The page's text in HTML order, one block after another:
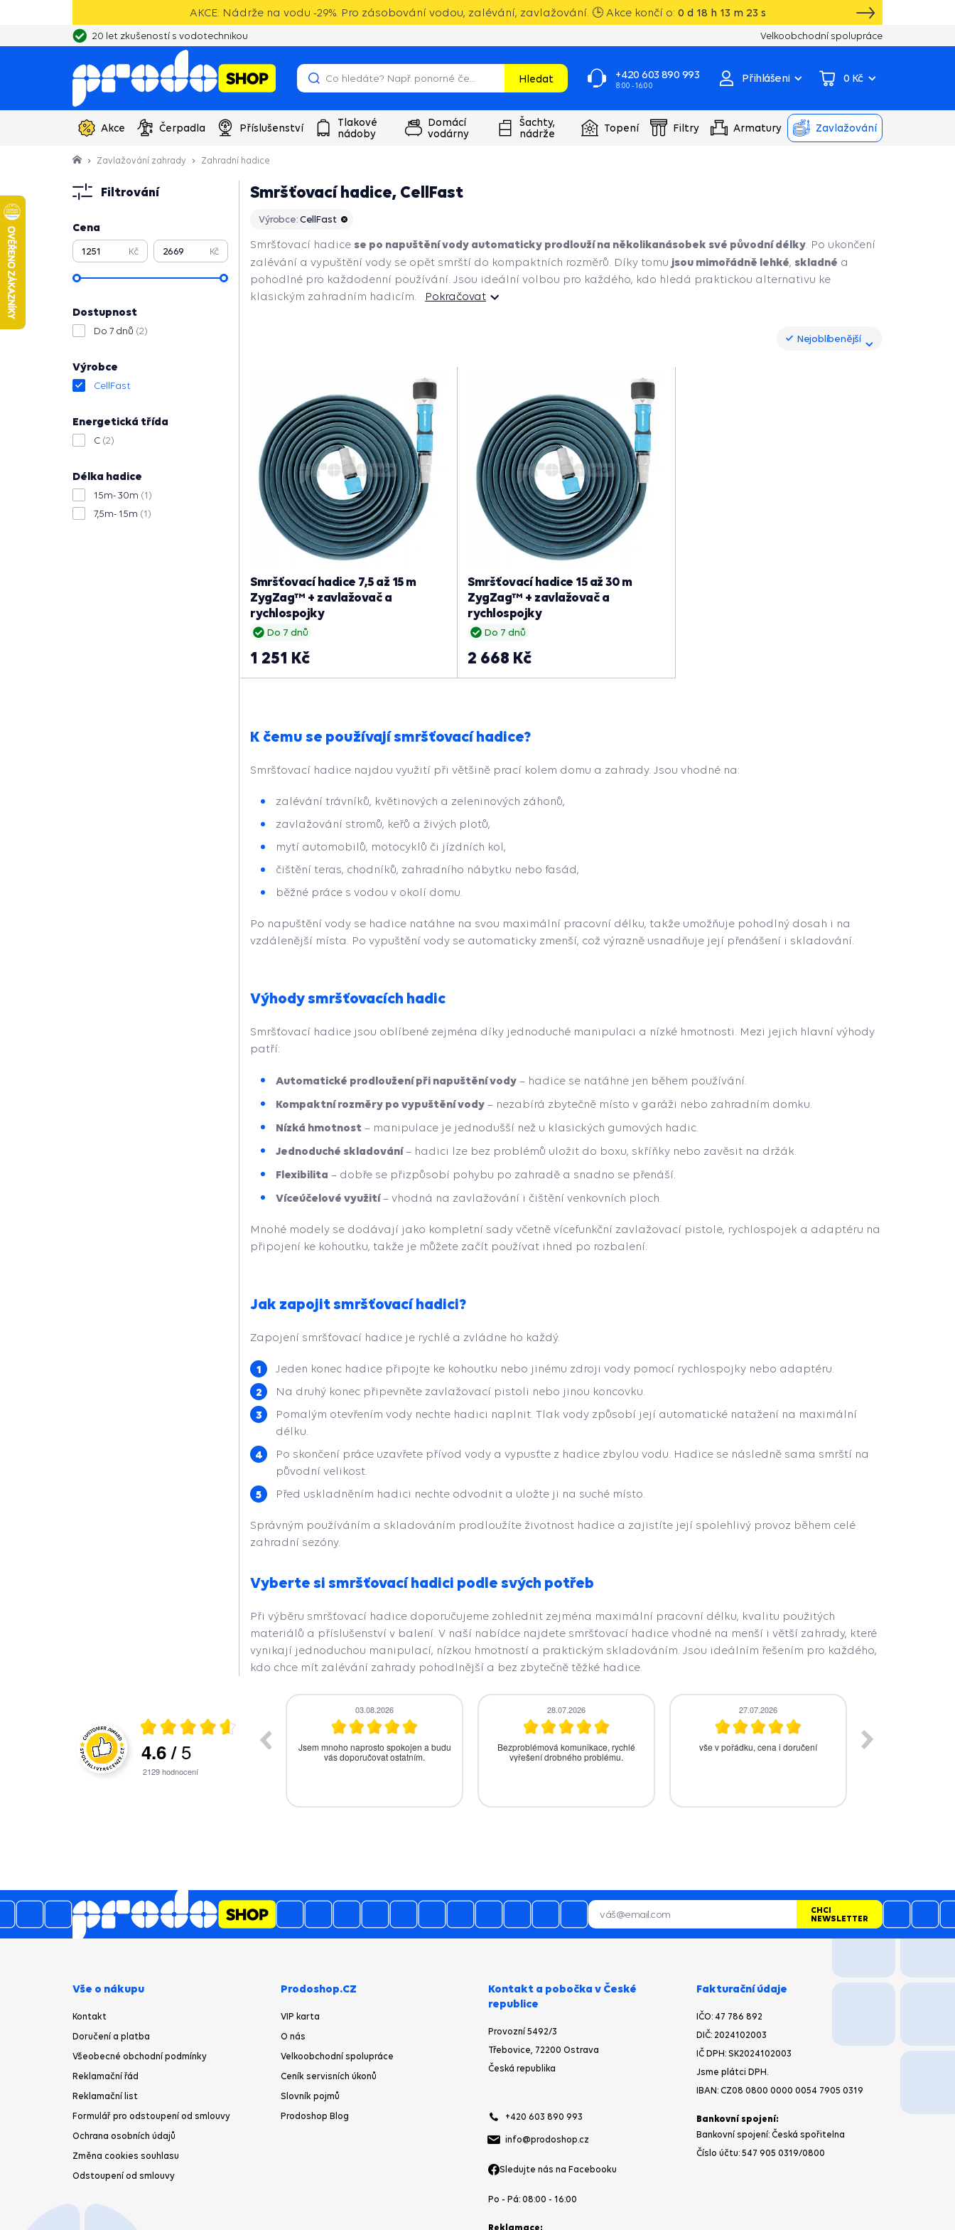
AKCE: Nádrže na vodu -29%. Pro zásobování vodou, zalévání, zavlažování. 🕒 Akce končí o: 0 d 18 h 13 m 22 s
20 let zkušeností s vodotechnikou
Vlastní sklad, výroba, servisní centrum čerpadel
VIP karta, extra záruka dárky k vybraným
Velkoobchodní spolupráce
Hledat +420 603 890 993
8:00 - 16:00
Přihlášení 0 Kč
Akce Čerpadla Příslušenství
Tlakové
nádoby
Domácí
vodárny
Šachty,
nádrže
Topení Filtry Armatury Zavlažování
Zavlažování zahrady Zahradní hadice
Filtrování
Cena
Kč Kč
Dostupnost
Do 7 dnů (2)
Výrobce
CellFast
Energetická třída
C (2)
Délka hadice
15m- 30m (1)
7,5m- 15m (1)
Smršťovací hadice, CellFast
Výrobce:CellFast
Smršťovací hadice se po napuštění vody automaticky prodlouží na několikanásobek své původní délky . Po ukončení
zalévání a vypuštění vody se opět smrští do kompaktních rozměrů. Díky tomu jsou mimořádně lehké, skladné a
pohodlné pro každodenní používání. Jsou ideální volbou pro každého, kdo hledá praktickou alternativu ke
klasickým zahradním hadicím.
Pokračovat
Nejoblíbenější
Do 7 dnů
Smršťovací hadice 7,5 až 15 m
ZygZag™ + zavlažovač a
rychlospojky
1 251 Kč
Do 7 dnů
Smršťovací hadice 15 až 30 m
ZygZag™ + zavlažovač a
rychlospojky
2 668 Kč
K čemu se používají smršťovací hadice?
Smršťovací hadice najdou využití při většině prací kolem domu a zahrady. Jsou vhodné na:
zalévání trávníků, květinových a zeleninových záhonů,
zavlažování stromů, keřů a živých plotů,
mytí automobilů, motocyklů či jízdních kol,
čištění teras, chodníků, zahradního nábytku nebo fasád,
běžné práce s vodou v okolí domu.
Po napuštění vody se hadice natáhne na svou maximální pracovní délku, takže umožňuje pohodlný dosah i na
vzdálenější místa. Po vypuštění vody se automaticky zmenší, což výrazně usnadňuje její přenášení i skladování.
Výhody smršťovacích hadic
Smršťovací hadice jsou oblíbené zejména díky jednoduché manipulaci a nízké hmotnosti. Mezi jejich hlavní výhody
patří:
Automatické prodloužení při napuštění vody – hadice se natáhne jen během používání.
Kompaktní rozměry po vypuštění vody – nezabírá zbytečně místo v garáži nebo zahradním domku.
Nízká hmotnost – manipulace je jednodušší než u klasických gumových hadic.
Jednoduché skladování– hadici lze bez problémů uložit do boxu, skříňky nebo zavěsit na držák.
Flexibilita – dobře se přizpůsobí pohybu po zahradě a snadno se přenáší.
Víceúčelové využití– vhodná na zavlažování i čištění venkovních ploch.
Mnohé modely se dodávají jako kompletní sady včetně vícefunkční zavlažovací pistole, rychlospojek a adaptéru na
připojení ke kohoutku, takže je můžete začít používat ihned po rozbalení.
Jak zapojit smršťovací hadici?
Zapojení smršťovací hadice je rychlé a zvládne ho každý.
Jeden konec hadice připojte ke kohoutku nebo jinému zdroji vody pomocí rychlospojky nebo adaptéru.
Na druhý konec připevněte zavlažovací pistoli nebo jinou koncovku.
Pomalým otevřením vody nechte hadici naplnit. Tlak vody způsobí její automatické natažení na maximální
délku.
Po skončení práce uzavřete přívod vody a vypusťte z hadice zbylou vodu. Hadice se následně sama smrští na
původní velikost.
Před uskladněním hadici nechte odvodnit a uložte ji na suché místo.
Správným používáním a skladováním prodloužíte životnost hadice a zajistíte její spolehlivý provoz během celé
zahradní sezóny.
Vyberte si smršťovací hadici podle svých potřeb
Při výběru smršťovací hadice doporučujeme zohlednit zejména maximální pracovní délku, kvalitu použitých
materiálů a příslušenství v balení. V naší nabídce najdete smršťovací hadice vhodné na menší i větší zahrady, které
vynikají jednoduchou manipulací, nízkou hmotností a praktickým skladováním. Jsou ideálním řešením pro každého,
kdo chce mít zalévání zahrady pohodlnější a bez zbytečně těžké hadice.
4.6/5
2129hodnocení
vše v pořádku, cena i doručení
26.07.2026
K vodárně mohl být i manuál.
24.07.2026
Objednávám v tomto obchodě
opakovaně, pokaždé jsem spokojený.
24.07.2026
Rychlé vyřízení a dodání
CHCI
NEWSLETTER
Vše o nákupu
Kontakt
Doručení a platba
Všeobecné obchodní podmínky
Reklamační řád
Reklamační list
Formulář pro odstoupení od smlouvy
Ochrana osobních údajů
Změna cookies souhlasu
Odstoupení od smlouvy
Prodoshop.CZ
VIP karta
O nás
Velkoobchodní spolupráce
Ceník servisních úkonů
Slovník pojmů
Prodoshop Blog
Kontakt a pobočka v České
republice
Provozní 5492/3
Třebovice, 72200 Ostrava
Česká republika
+420 603 890 993
info@prodoshop.cz
Sledujte nás na Facebooku
Po - Pá: 08:00 - 16:00
Reklamace:
Fakturační údaje
IČO: 47 786 892
DIČ: 2024102003
IČ DPH: SK2024102003
Jsme plátci DPH.
IBAN: CZ08 0800 0000 0054 7905 0319
Bankovní spojení:
Bankovní spojení: Česká spořitelna
Číslo účtu: 547 905 0319/0800